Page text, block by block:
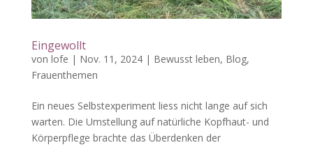
Eingewollt
von lofe | Nov. 11, 2024| Bewusst leben, Blog,
Frauenthemen
Ein neues Selbstexperiment liess nicht lange auf sich
warten. Die Umstellung auf natürliche Kopfhaut- und
Körperpflege brachte das Überdenken der